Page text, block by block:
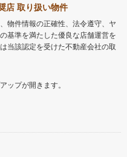
店 取り扱い物件
物件情報の正確性、法令遵守、ヤ
基準を満たした優良な店舗運営を
当該認定を受けた不動産会社の取
ップが開きます。